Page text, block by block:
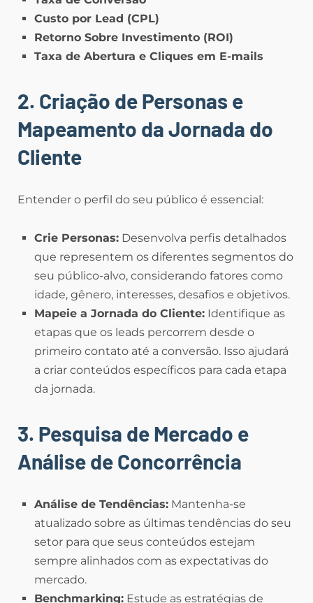
Custo por Lead (CPL)
Retorno Sobre Investimento (ROI)
Taxa de Abertura e Cliques em E-mails
2. Criação de Personas e
Mapeamento da Jornada do
Cliente
Entender o perfil do seu público é essencial:
Crie Personas: Desenvolva perfis detalhados
que representem os diferentes segmentos do
seu público-alvo, considerando fatores como
idade, gênero, interesses, desafios e objetivos.
Mapeie a Jornada do Cliente: Identifique as
etapas que os leads percorrem desde o
primeiro contato até a conversão. Isso ajudará
a criar conteúdos específicos para cada etapa
da jornada.
3. Pesquisa de Mercado e
Análise de Concorrência
Análise de Tendências: Mantenha-se
atualizado sobre as últimas tendências do seu
setor para que seus conteúdos estejam
sempre alinhados com as expectativas do
mercado.
Benchmarking: Estude as estratégias de